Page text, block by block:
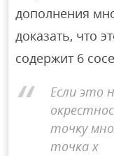
дополнения
доказать, что
содержит 6
Если это
точку
точка x